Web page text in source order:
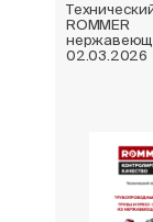
ROMMER
02.03.2026